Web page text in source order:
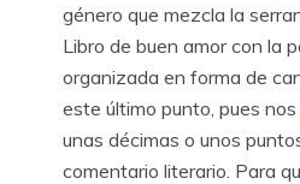
género que mezcla la
Libro de buen amor con la
organizada en forma de
este último punto, pues
unas décimas o unos
comentario literario. Para